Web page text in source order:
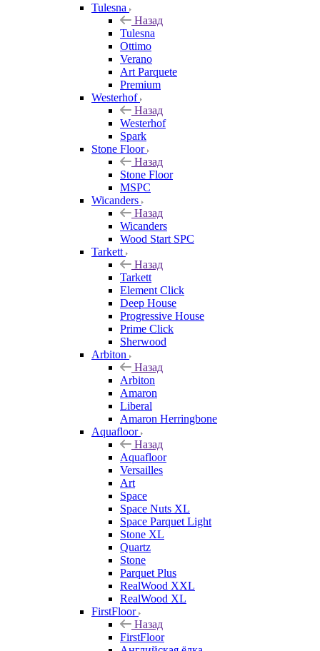
Tulesna
Назад
Tulesna
Ottimo
Verano
Art Parquete
Premium
Westerhof
Назад
Westerhof
Spark
Stone Floor
Назад
Stone Floor
MSPC
Wicanders
Назад
Wicanders
Wood Start SPC
Tarkett
Назад
Tarkett
Element Click
Deep House
Progressive House
Prime Click
Sherwood
Arbiton
Назад
Arbiton
Amaron
Liberal
Amaron Herringbone
Aquafloor
Назад
Aquafloor
Versailles
Art
Space
Space Nuts XL
Space Parquet Light
Stone XL
Quartz
Stone
Parquet Plus
RealWood XXL
RealWood XL
FirstFloor
Назад
FirstFloor